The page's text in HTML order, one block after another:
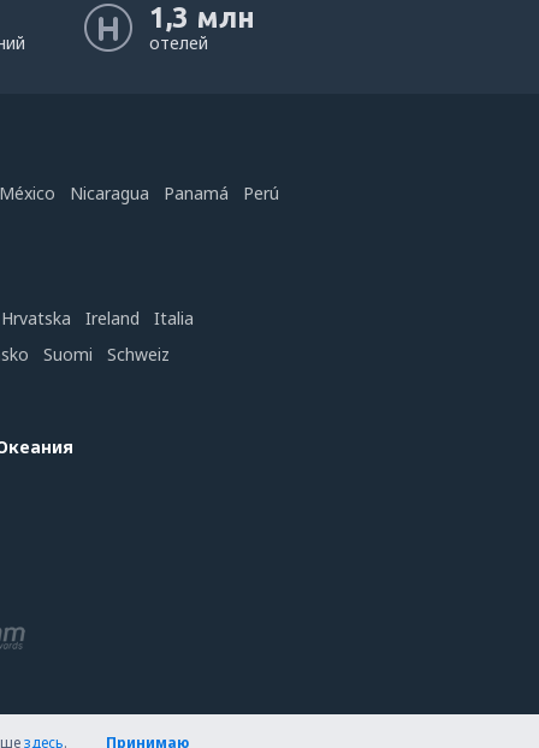
1,3 млн
отелей
México Nicaragua Panamá Perú
Hrvatska Ireland
Italia
Suomi Schweiz
здесь. Принимаю